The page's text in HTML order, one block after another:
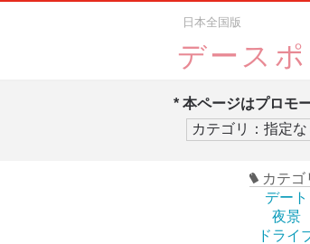
日本全国版
デースポ
* 本ページはプロモ
カテゴ
デート
夜景
ドライ